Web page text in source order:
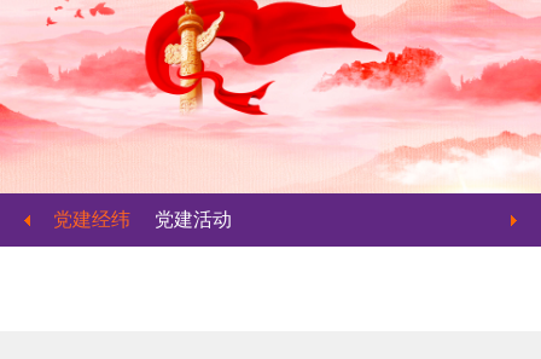
党建经纬 党建活动